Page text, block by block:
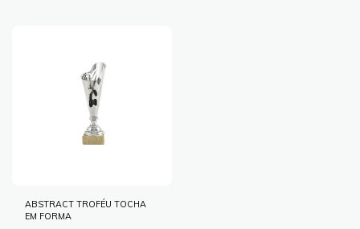
ABSTRACT TROFÉU TOCHA
EM FORMA